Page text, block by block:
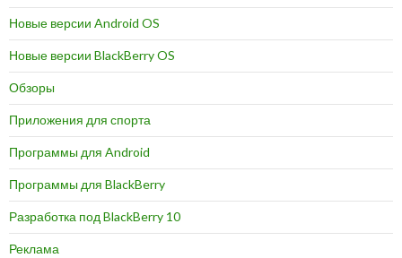
Новые версии Android OS
Новые версии BlackBerry OS
Обзоры
Приложения для спорта
Программы для Android
Программы для BlackBerry
Разработка под BlackBerry 10
Реклама